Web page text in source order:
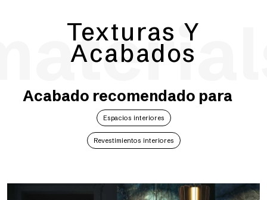
Texturas Y
Acabados
Acabado recomendado para
Espacios interiores
Revestimientos interiores